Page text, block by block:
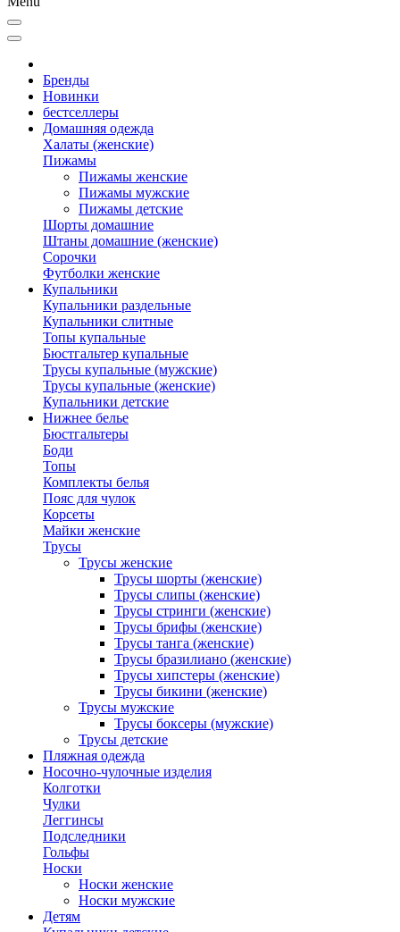
Бренды
Новинки
бестселлеры
Домашняя одежда
Халаты (женские)
Пижамы
Пижамы женские
Пижамы мужские
Пижамы детские
Шорты домашние
Штаны домашние (женские)
Сорочки
Футболки женские
Купальники
Купальники раздельные
Купальники слитные
Топы купальные
Бюстгальтер купальные
Трусы купальные (мужские)
Трусы купальные (женские)
Купальники детские
Нижнее белье
Бюстгальтеры
Боди
Топы
Комплекты белья
Пояс для чулок
Корсеты
Майки женские
Трусы
Трусы женские
Трусы шорты (женские)
Трусы слипы (женские)
Трусы стринги (женские)
Трусы брифы (женские)
Трусы танга (женские)
Трусы бразилиано (женские)
Трусы хипстеры (женские)
Трусы бикини (женские)
Трусы мужские
Трусы боксеры (мужские)
Трусы детские
Пляжная одежда
Носочно-чулочные изделия
Колготки
Чулки
Леггинсы
Подследники
Гольфы
Носки
Носки женские
Носки мужские
Детям